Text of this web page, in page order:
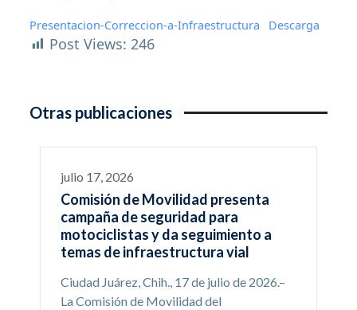
Presentacion-Correccion-a-Infraestructura Descarga
Post Views: 246
Otras publicaciones
julio 17, 2026
Comisión de Movilidad presenta
campaña de seguridad para
motociclistas y da seguimiento a
temas de infraestructura vial
Ciudad Juárez, Chih., 17 de julio de 2026.–
La Comisión de Movilidad del